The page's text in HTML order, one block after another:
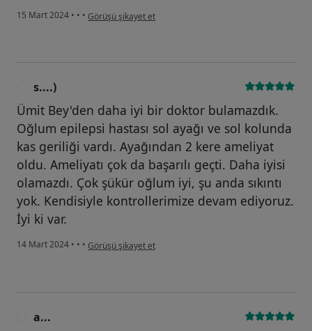
15 Mart 2024 • • • kullanıcının görüşüne göre s....)
Görüşü şikayet et
s....)
Ümit Bey'den daha iyi bir doktor bulamazdık.
Oğlum epilepsi hastası sol ayağı ve sol kolunda
kas geriliği vardı. Ayağından 2 kere ameliyat
oldu. Ameliyatı çok da başarılı geçti. Daha iyisi
olamazdı. Çok şükür oğlum iyi, şu anda sıkıntı
yok. Kendisiyle kontrollerimize devam ediyoruz.
İyi ki var.
14 Mart 2024 • • • kullanıcının görüşüne göre s....)
Görüşü şikayet et
a...